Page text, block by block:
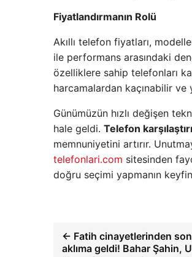
Fiyatlandırmanın Rolü
Akıllı telefon fiyatları,
ile performans arasındaki
özelliklere sahip telefonları
harcamalardan kaçınabilir ve
Günümüzün hızlı değişen
hale geldi. Telefon
memnuniyetini artırır.
telefonlari.com sitesinden
doğru seçimi yapmanın
← Fatih cinayetlerinden
aklıma geldi! Bahar Şahin,